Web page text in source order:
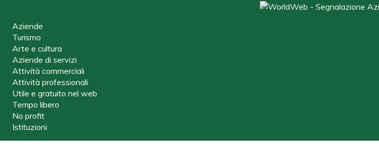
Aziende
Turismo
Arte e cultura
Aziende di servizi
Attività commerciali
Attività professionali
Utile e gratuito nel web
Tempo libero
No profit
Istituzioni